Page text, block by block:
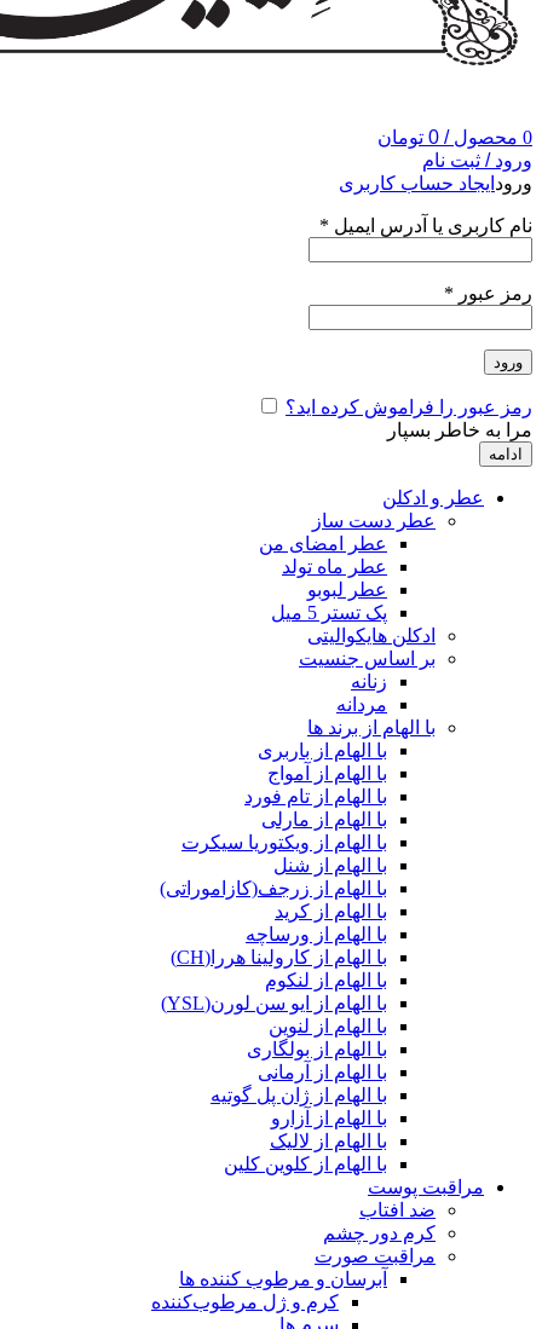
0 محصول /
0 تومان
ورود / ثبت نام
ورود ایجاد حساب کاربری
نام کاربری یا آدرس ایمیل *
رمز عبور *
ورود
رمز عبور را فراموش کرده اید؟
مرا به خاطر بسپار
ادامه
عطر و ادکلن
عطر دست ساز
عطر امضای من
عطر ماه تولد
عطر لبوبو
پک تستر 5 میل
ادکلن هایکوالیتی
بر اساس جنسیت
زنانه
مردانه
با الهام از برند ها
با الهام از باربری
با الهام از آمواج
با الهام از تام فورد
با الهام از مارلی
با الهام از ویکتوریا سیکرت
با الهام از شنل
با الهام از زرجف(کازاموراتی)
با الهام از کرید
با الهام از ورساچه
با الهام از کارولینا هررا(CH)
با الهام از لنکوم
با الهام از ایو سن لورن(YSL)
با الهام از لنوین
با الهام از بولگاری
با الهام از آرمانی
با الهام از ژان پل گوتیه
با الهام از آزارو
با الهام از لالیک
با الهام از کلوین کلین
مراقبت پوست
ضد افتاب
کرم دور چشم
مراقبت صورت
آبرسان و مرطوب کننده ها
کرم و ژل مرطوب‌کننده